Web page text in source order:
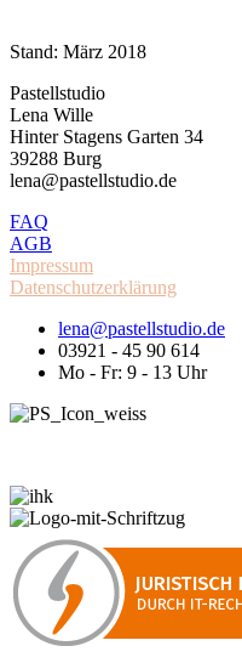
Stand: März 2018
Pastellstudio
Lena Wille
Hinter Stagens Garten 34
39288 Burg
lena@pastellstudio.de
FAQ
AGB
Impressum
Datenschutzerklärung
lena@pastellstudio.de
03921 - 45 90 614
Mo - Fr: 9 - 13 Uhr